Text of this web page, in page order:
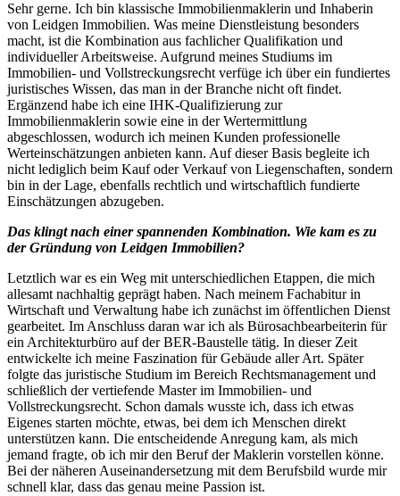
Sehr gerne. Ich bin klassische Immobilienmaklerin und Inhaberin
von Leidgen Immobilien. Was meine Dienstleistung besonders
macht, ist die Kombination aus fachlicher Qualifikation und
individueller Arbeitsweise. Aufgrund meines Studiums im
Immobilien- und Vollstreckungsrecht verfüge ich über ein fundiertes
juristisches Wissen, das man in der Branche nicht oft findet.
Ergänzend habe ich eine IHK-Qualifizierung zur
Immobilienmaklerin sowie eine in der Wertermittlung
abgeschlossen, wodurch ich meinen Kunden professionelle
Werteinschätzungen anbieten kann. Auf dieser Basis begleite ich
nicht lediglich beim Kauf oder Verkauf von Liegenschaften, sondern
bin in der Lage, ebenfalls rechtlich und wirtschaftlich fundierte
Einschätzungen abzugeben.
Das klingt nach einer spannenden Kombination. Wie kam es zu
der Gründung von Leidgen Immobilien?
Letztlich war es ein Weg mit unterschiedlichen Etappen, die mich
allesamt nachhaltig geprägt haben. Nach meinem Fachabitur in
Wirtschaft und Verwaltung habe ich zunächst im öffentlichen Dienst
gearbeitet. Im Anschluss daran war ich als Bürosachbearbeiterin für
ein Architekturbüro auf der BER-Baustelle tätig. In dieser Zeit
entwickelte ich meine Faszination für Gebäude aller Art. Später
folgte das juristische Studium im Bereich Rechtsmanagement und
schließlich der vertiefende Master im Immobilien- und
Vollstreckungsrecht. Schon damals wusste ich, dass ich etwas
Eigenes starten möchte, etwas, bei dem ich Menschen direkt
unterstützen kann. Die entscheidende Anregung kam, als mich
jemand fragte, ob ich mir den Beruf der Maklerin vorstellen könne.
Bei der näheren Auseinandersetzung mit dem Berufsbild wurde mir
schnell klar, dass das genau meine Passion ist.